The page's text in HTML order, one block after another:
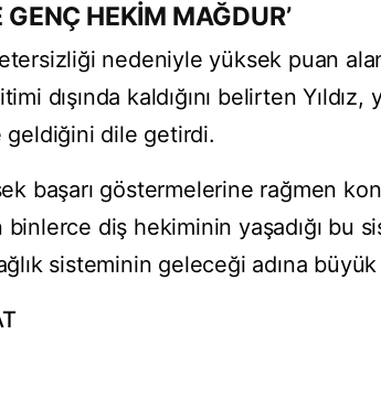
GENÇ HEKİM MAĞDUR’
nedeniyle yüksek puan
dışında kaldığını belirten
geldiğini dile getirdi.
başarı göstermelerine rağmen
diş hekiminin yaşadığı bu
sisteminin geleceği adına